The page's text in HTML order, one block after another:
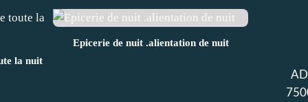
la nuit
Epicerie de nuit .alientation de nuit